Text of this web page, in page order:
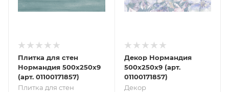
Плитка для стен
Нормандия 500х250х9
(арт. 01100171857)
Плитка для стен
Декор Нормандия
500х250х9 (арт.
01100171857)
Декор